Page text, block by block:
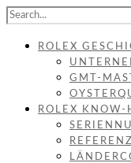
ROLEX
GMT-
ROLEX KNOW-